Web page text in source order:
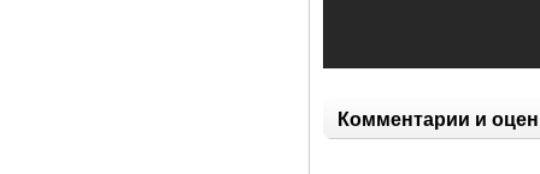
Комментарии и